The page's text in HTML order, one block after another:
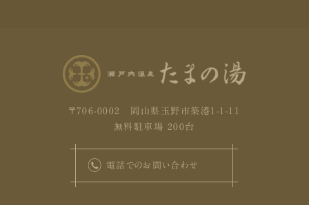
〒706-0002 岡山県玉野市築港1-1-11
無料駐車場 200台
電話でのお問い合わせ